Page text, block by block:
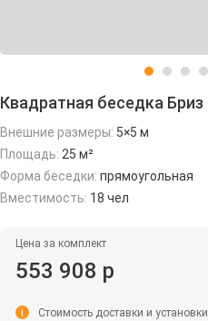
Квадратная беседка Бриз
Внешние размеры: 5×5 м
Площадь: 25 м²
Форма беседки: прямоугольная
Вместимость: 18 чел
Цена за комплект
553 908 р
i Стоимость доставки и установки